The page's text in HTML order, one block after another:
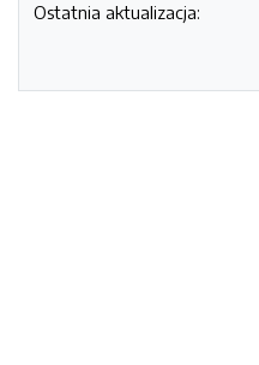
Ostatnia aktualizacja: